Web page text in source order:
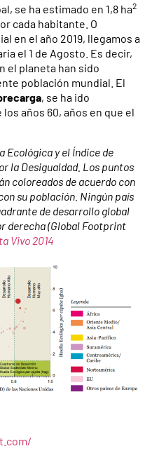
se ha estimado en 1,8 ha2
cada habitante. O
en el año 2019, llegamos a
el 1 de Agosto. Es decir,
el planeta han sido
población mundial. El
, se ha ido
años 60, años en que el
Ecológica y el Índice de
la Desigualdad. Los puntos
coloreados de acuerdo con
su población. Ningún país
de desarrollo global
derecha (Global Footprint
Vivo 2014